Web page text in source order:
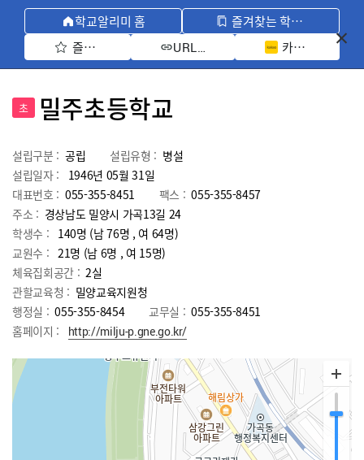
학교알리미 홈
즐겨찾는 학교 모아보기
즐겨찾기 선택
URL 복사 카카오톡 공유
초 밀주초등학교
설립구분 : 공립 설립유형 : 병설
설립일자 :
1946년 05월 31일
대표번호 : 055-355-8451 팩스 : 055-355-8457
주소 : 경상남도 밀양시 가곡13길 24
학생수 : 140명 (남 76명 , 여 64명)
교원수 : 21명 (남 6명 , 여 15명)
체육집회공간 : 2실
관할교육청 : 밀양교육지원청
행정실 : 055-355-8454 교무실 : 055-355-8451
홈페이지 :
http://milju-p.gne.go.kr/